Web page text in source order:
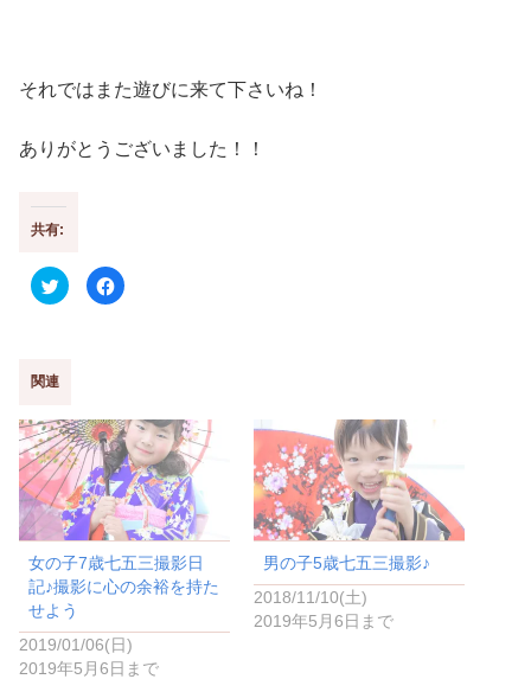
それではまた遊びに来て下さいね！
ありがとうございました！！
共有:
ク
リ
t
e
r
で
共
有
(
新
し
い
ウ
ィ
ン
ド
ウ
で
開
き
ま
F
a
有
す
る
に
は
ク
リ
ッ
ク
し
て
く
だ
(
新
し
い
関連
女の子7歳七五三撮影日
記♪撮影に心の余裕を持た
せよう
2019/01/06(日)
2019年5月6日まで
男の子5歳七五三撮影♪
2018/11/10(土)
2019年5月6日まで